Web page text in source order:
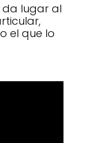
da lugar al
el que lo